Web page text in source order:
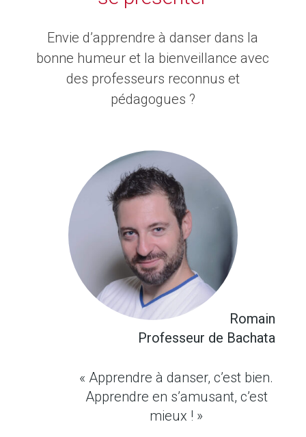
Envie d’apprendre à danser dans la
bonne humeur et la bienveillance avec
des professeurs reconnus et
pédagogues ?
Romain
Professeur de Bachata
« Apprendre à danser, c’est bien.
Apprendre en s’amusant, c’est
mieux ! »